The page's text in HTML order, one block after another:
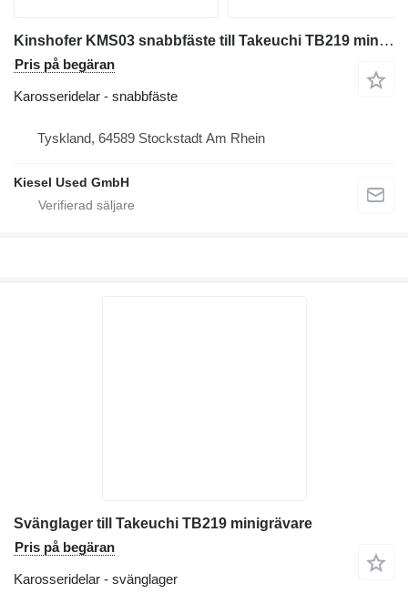
Kinshofer KMS03 snabbfäste till Takeuchi TB219 minigrävare
Pris på begäran
Karosseridelar - snabbfäste
Tyskland, 64589 Stockstadt Am Rhein
Kiesel Used GmbH
Svänglager till Takeuchi TB219 minigrävare
Pris på begäran
Karosseridelar - svänglager